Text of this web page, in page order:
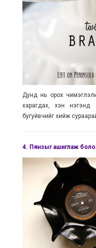
Дунд нь орох
харагдах, хэн нэгэнд
бугуйвчийг хийж
4. Пянзыг ашиглаж